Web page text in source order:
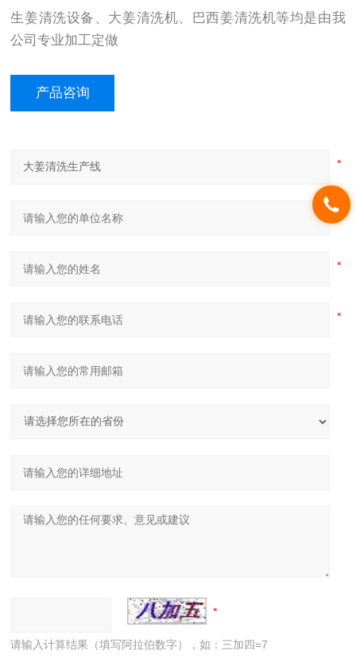
生姜清洗设备、大姜清洗机、巴西姜清洗机等均是由我
公司专业加工定做
产品咨询
请输入计算结果（填写阿拉伯数字），如：三加四=7